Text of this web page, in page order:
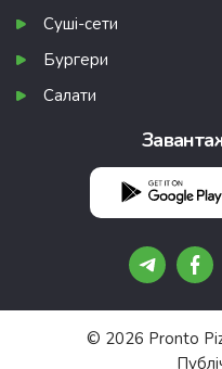
Суші-сети
Бургери
Салати
© 2026 Pronto
Подарунки, про
Безкоштовні піци